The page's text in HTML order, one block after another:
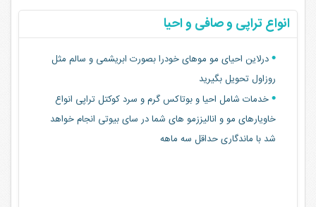
انواع تراپی و صافی و احیا
درلاین احیای مو موهای خودرا بصورت ابریشمی و سالم مثل
روزاول تحویل بگیرید
خدمات شامل احیا و بوتاکس گرم و سرد کوکتل تراپی انواع
خاویارهای مو و انالیززمو های شما در سای بیوتی انجام خواهد
شد با ماندگاری حداقل سه ماهه